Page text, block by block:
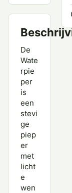
De
Wate
rpie
per
is
een
stevi
ge
piep
er
met
licht
e
wen